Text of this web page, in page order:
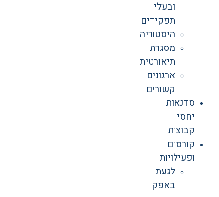
ובעלי
תפקידים
היסטוריה
מסגרת
תיאורטית
ארגונים
קשורים
סדנאות
יחסי
קבוצות
קורסים
ופעילויות
לגעת
באפק